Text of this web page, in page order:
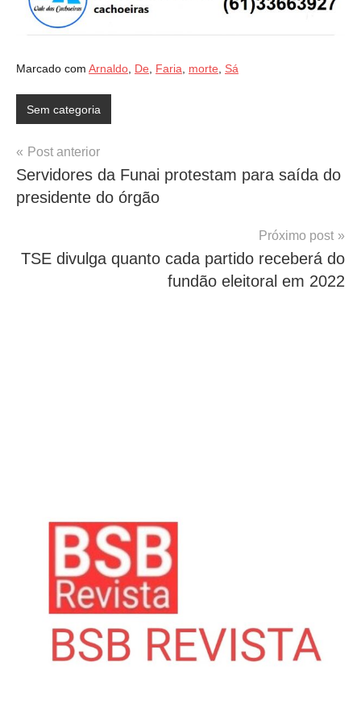
Marcado com Arnaldo, De, Faria, morte, Sá
Sem categoria
Navegação
de
Post
Post anterior
Servidores da Funai protestam para saída do
presidente do órgão
Próximo post
TSE divulga quanto cada partido receberá do
fundão eleitoral em 2022